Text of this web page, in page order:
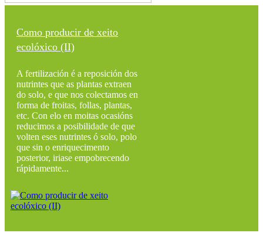
Como producir de xeito
ecolóxico (II)
A fertilización é a reposición dos
nutrintes que as plantas extraen
do solo, e que nos colectamos en
forma de froitas, follas, plantas,
etc. Con elo en moitas ocasións
reducimos a posibilidade de que
volten eses nutrintes ó solo, polo
que sin o enriquecimento
posterior, iriase empobrecendo
rápidamente...